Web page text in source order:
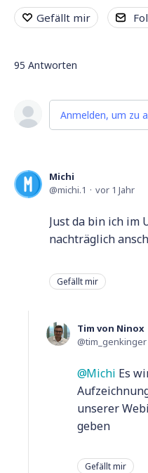
Gefällt mir
95 Antworten
Anmelden, um zu
Michi
michi.1
vor 1 Jahr
Just da bin ich im
nachträglich
Gefällt mir
Tim von Ninox
tim_genkinger
Michi Es
unserer
geben
Gefällt mir